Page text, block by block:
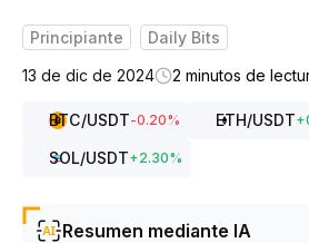
Principiante
Daily Bits
13 de dic de 2024
2 minutos de
BTC/USDT-0.20% ETH/USDT+
SOL/USDT+2.30%
Resumen mediante IA